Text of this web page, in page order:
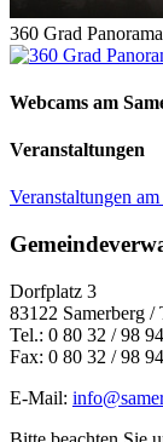
360 Grad Panorama
Webcams am
Veranstaltungen
Veranstaltungen
Dorfplatz 3
83122 Samerberg /
Tel.: 0 80 32 / 98
Fax: 0 80 32 / 98
E-Mail: